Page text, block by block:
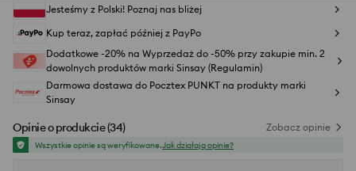
Jesteśmy z Polski! Poznaj nas bliżej
Kup teraz, zapłać później z PayPo
Dodatkowe -20% na Wyprzedaż do -50% przy zakupie min. 2
dowolnych produktów marki Sinsay (Regulamin)
Darmowa dostawa do Pocztex PUNKT na produkty marki
Sinsay
Opinie o produkcie(34) Zobacz opinie
Wszystkie opinie są weryfikowane.Jak działają opinie?